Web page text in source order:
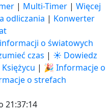
| Multi-Timer | Więcej
odliczania | Konwerter
o światowych
czas | ☀️ Dowiedz
| 🎉 Informacje o
o strefach
21:37:14